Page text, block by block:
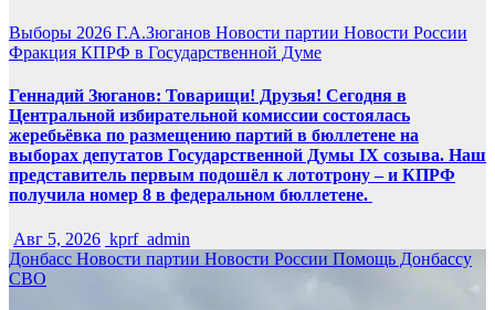
Выборы 2026 Г.А.Зюганов Новости партии Новости России
Фракция КПРФ в Государственной Думе
Геннадий Зюганов: Товарищи! Друзья! Сегодня в
Центральной избирательной комиссии состоялась
жеребьёвка по размещению партий в бюллетене на
выборах депутатов Государственной Думы IX созыва. Наш
представитель первым подошёл к лототрону – и КПРФ
получила номер 8 в федеральном бюллетене.
Авг 5, 2026 kprf_admin
Донбасс Новости партии Новости России Помощь Донбассу
СВО